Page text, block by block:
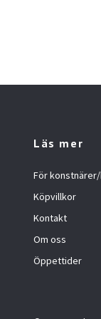
Läs mer
För
Köpvillkor
Kontakt
Om oss
Öppettider